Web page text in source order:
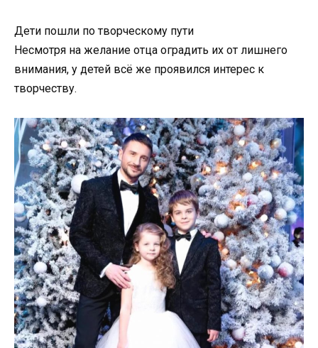
Дети пошли по творческому пути
Несмотря на желание отца оградить их от лишнего
внимания, у детей всё же проявился интерес к
творчеству.